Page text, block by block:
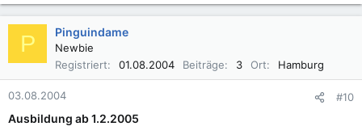
P Pinguindame
Newbie
Registriert
01.08.2004 Beiträge 3 Ort Hamburg
03.08.2004 #10
Ausbildung ab 1.2.2005